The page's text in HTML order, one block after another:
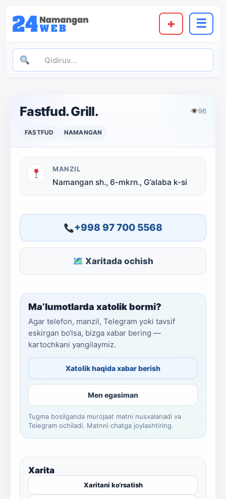
+ ☰
Fastfud. Grill. 👁96
FASTFUD NAMANGAN
MANZIL
Namangan sh., 6-mkrn., G’alaba k-si
+998 97 700 5568
🗺 Xaritada ochish
Ma’lumotlarda xatolik bormi?
Agar telefon, manzil, Telegram yoki tavsif
eskirgan bo‘lsa, bizga xabar bering —
kartochkani yangilaymiz.
Xatolik haqida xabar berish
Men egasiman
Tugma bosilganda murojaat matni nusxalanadi va
Telegram ochiladi. Matnni chatga joylashtiring.
Xarita
Xaritani ko‘rsatish